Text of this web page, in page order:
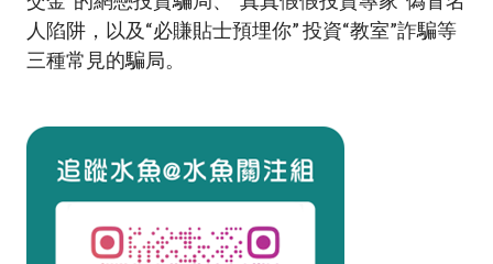
人陷阱，以及“必賺貼士預埋你” 投資“教室”詐騙等
三種常見的騙局。